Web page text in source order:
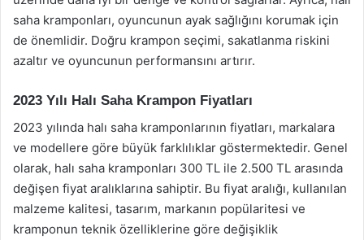
saha kramponları, oyuncunun ayak sağlığını korumak için
de önemlidir. Doğru krampon seçimi, sakatlanma riskini
azaltır ve oyuncunun performansını artırır.
2023 Yılı Halı Saha Krampon Fiyatları
2023 yılında halı saha kramponlarının fiyatları, markalara
ve modellere göre büyük farklılıklar göstermektedir. Genel
olarak, halı saha kramponları 300 TL ile 2.500 TL arasında
değişen fiyat aralıklarına sahiptir. Bu fiyat aralığı, kullanılan
malzeme kalitesi, tasarım, markanın popülaritesi ve
kramponun teknik özelliklerine göre değişiklik